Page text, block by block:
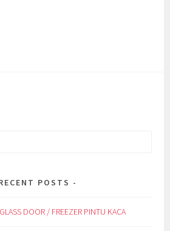
POSTS
DOOR / FREEZER PINTU KACA